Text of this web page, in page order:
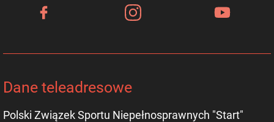
Dane teleadresowe
Polski Związek Sportu Niepełnosprawnych "Start"